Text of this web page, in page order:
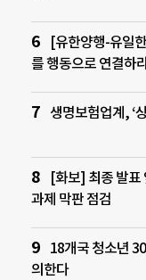
[유한양행-유일
를 행동으로 연결하
생명보험업계, ‘
[화보] 최종 발표
과제 막판 점검
18개국 청소년
의한다